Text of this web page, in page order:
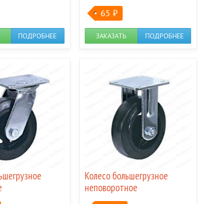
ПОДРОБНЕЕ
65 ₽
ЗАКАЗАТЬ ПОДРОБНЕЕ
Колесо большегрузное
неповоротное